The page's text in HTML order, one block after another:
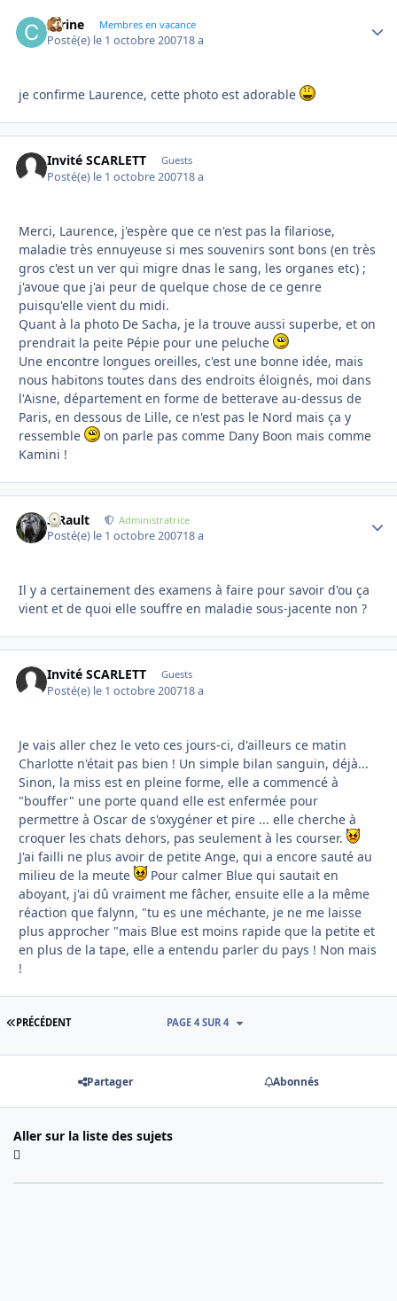
carine Membres en vacance
Posté(e) le 1 octobre 200718 a
je confirme Laurence, cette photo est adorable
Invité SCARLETT Guests
Posté(e) le 1 octobre 200718 a
Merci, Laurence, j'espère que ce n'est pas la filariose,
maladie très ennuyeuse si mes souvenirs sont bons (en très
gros c'est un ver qui migre dnas le sang, les organes etc) ;
j'avoue que j'ai peur de quelque chose de ce genre
puisqu'elle vient du midi.
Quant à la photo De Sacha, je la trouve aussi superbe, et on
prendrait la peite Pépie pour une peluche
Une encontre longues oreilles, c'est une bonne idée, mais
nous habitons toutes dans des endroits éloignés, moi dans
l'Aisne, département en forme de betterave au-dessus de
Paris, en dessous de Lille, ce n'est pas le Nord mais ça y
ressemble
on parle pas comme Dany Boon mais comme
Kamini !
S.Rault Administratrice
Posté(e) le 1 octobre 200718 a
Il y a certainement des examens à faire pour savoir d'ou ça
vient et de quoi elle souffre en maladie sous-jacente non ?
Invité SCARLETT Guests
Posté(e) le 1 octobre 200718 a
Je vais aller chez le veto ces jours-ci, d'ailleurs ce matin
Charlotte n'était pas bien ! Un simple bilan sanguin, déjà...
Sinon, la miss est en pleine forme, elle a commencé à
"bouffer" une porte quand elle est enfermée pour
permettre à Oscar de s'oxygéner et pire ... elle cherche à
croquer les chats dehors, pas seulement à les courser.
J'ai failli ne plus avoir de petite Ange, qui a encore sauté au
milieu de la meute
Pour calmer Blue qui sautait en
aboyant, j'ai dû vraiment me fâcher, ensuite elle a la même
réaction que falynn, "tu es une méchante, je ne me laisse
plus approcher "mais Blue est moins rapide que la petite et
en plus de la tape, elle a entendu parler du pays ! Non mais
!
PREMIÈRE PAGE
PRÉCÉDENT PAGE 4 SUR 4
Partager Abonnés
Aller sur la liste des sujets